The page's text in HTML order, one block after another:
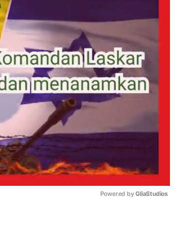
Powered by GliaStudios